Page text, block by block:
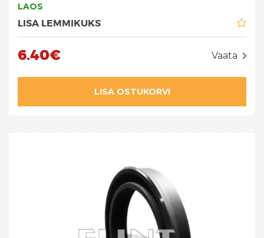
LAOS
LISA LEMMIKUKS
6.40€ Vaata
LISA OSTUKORVI